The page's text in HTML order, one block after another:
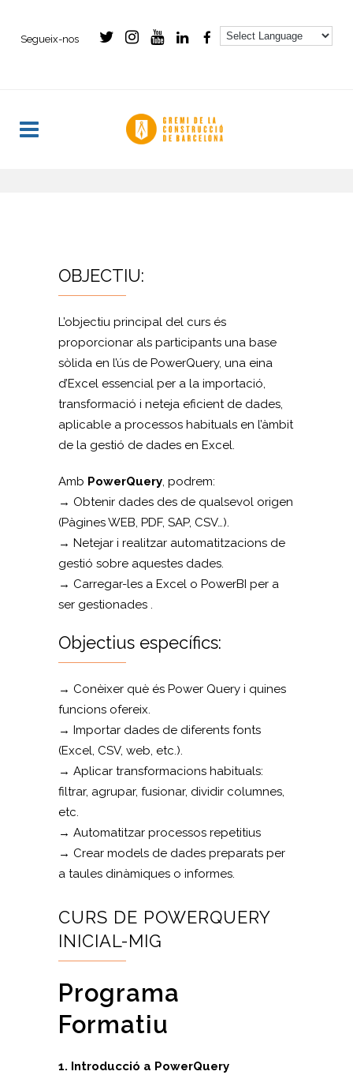
Segueix-nos
OBJECTIU:
L’objectiu principal del curs és
proporcionar als participants una base
sòlida en l’ús de PowerQuery, una eina
d’Excel essencial per a la importació,
transformació i neteja eficient de dades,
aplicable a processos habituals en l’àmbit
de la gestió de dades en Excel.
Amb PowerQuery, podrem:
→ Obtenir dades des de qualsevol origen
(Pàgines WEB, PDF, SAP, CSV…).
→ Netejar i realitzar automatitzacions de
gestió sobre aquestes dades.
→ Carregar-les a Excel o PowerBI per a
ser gestionades .
Objectius específics:
→ Conèixer què és Power Query i quines
funcions ofereix.
→ Importar dades de diferents fonts
(Excel, CSV, web, etc.).
→ Aplicar transformacions habituals:
filtrar, agrupar, fusionar, dividir columnes,
etc.
→ Automatitzar processos repetitius
→ Crear models de dades preparats per
a taules dinàmiques o informes.
CURS DE POWERQUERY
INICIAL-MIG
Programa
Formatiu
1. Introducció a PowerQuery